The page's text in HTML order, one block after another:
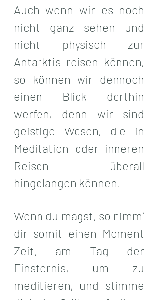
Auch wenn wir es noch
nicht ganz sehen und
nicht physisch zur
Antarktis reisen können,
so können wir dennoch
einen Blick dorthin
werfen, denn wir sind
geistige Wesen, die in
Meditation oder inneren
Reisen überall
hingelangen können.
Wenn du magst, so nimm`
dir somit einen Moment
Zeit, am Tag der
Finsternis, um zu
meditieren, und stimme